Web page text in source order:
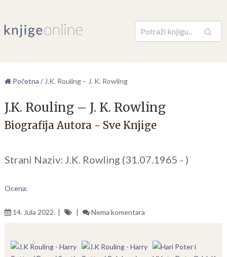
Pretraga
Početna / J.K. Rouling – J. K. Rowling
J.K. Rouling – J. K. Rowling
Biografija Autora - Sve Knjige
Strani Naziv: J.K. Rowling (31.07.1965 - )
Ocena:
14. Jula 2022. Nema komentara